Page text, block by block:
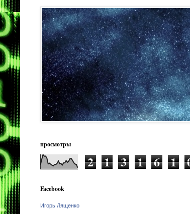
просмотры
2 1 3 1 6 1
Facebook
Игорь Лященко